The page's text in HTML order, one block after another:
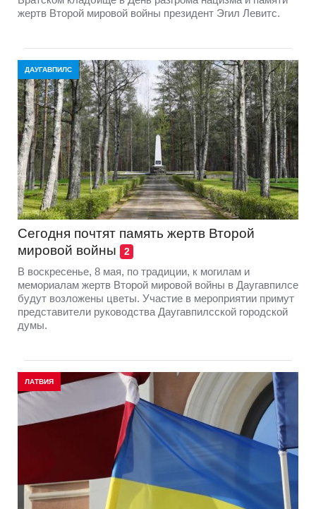
жертв Второй мировой войны президент Эгил Левитс.
ДАУГАВПИЛС
Сегодня почтят память жертв Второй
мировой войны
2
В воскресенье, 8 мая, по традиции, к могилам и
мемориалам жертв Второй мировой войны в Даугавпилсе
будут возложены цветы. Участие в мероприятии примут
представители руководства Даугавпилсской городской
думы.
ЛАТВИЯ